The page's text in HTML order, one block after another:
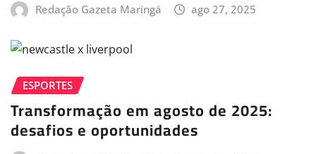
Redação Gazeta Maringá ago 27, 2025
ESPORTES
Transformação em agosto de 2025:
desafios e oportunidades